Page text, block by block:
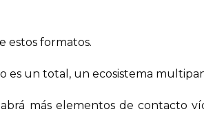
estos formatos.
es un total, un ecosistema
más elementos de contacto